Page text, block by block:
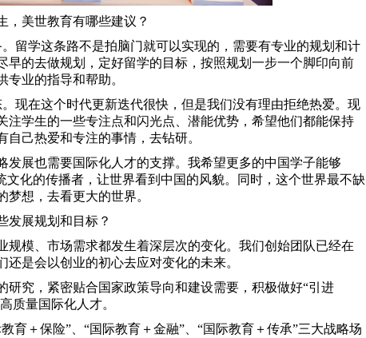
，美世教育有哪些建议？
留学这条路不是拍脑门就可以实现的，需要有专业的规划和计
早的去做规划，定好留学的目标，按照规划一步一个脚印向前
业的指导和帮助。
现在这个时代更新迭代很快，但是我们没有理由拒绝热爱。现
注学生的一些专注点和闪光点、潜能优势，希望他们都能保持
己热爱和专注的事情，去钻研。
发展也需要国际化人才的支撑。我希望更多的中国学子能够
文化的传播者，让世界看到中国的风貌。同时，这个世界最不缺
想，去看更大的世界。
发展规划和目标？
规模、市场需求都发生着深层次的变化。我们创始团队已经在
是会以创业的初心去应对变化的未来。
研究，紧密贴合国家政策导向和建设需要，积极做好“引进
质量国际化人才。
育＋保险”、“国际教育＋金融”、“国际教育＋传承”三大战略场